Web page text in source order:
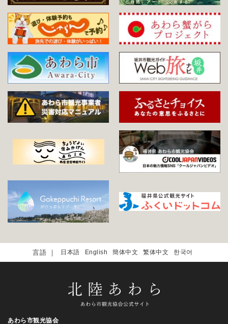
日本語 English 簡体中文 繁体中文 한국어
あわら市観光協会